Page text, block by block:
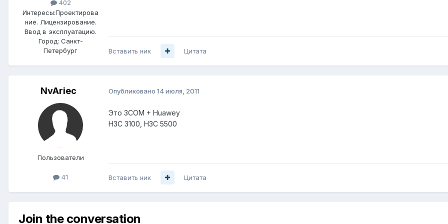
402
Интересы:Проектирова
ние. Лицензирование.
Ввод в эксплуатацию.
Город: Санкт-
Петербург
Вставить ник Цитата
NvAriec
Пользователи
41
Опубликовано 14 июля, 2011
Это 3COM + Huawey
H3C 3100, H3C 5500
Вставить ник Цитата
Join the conversation